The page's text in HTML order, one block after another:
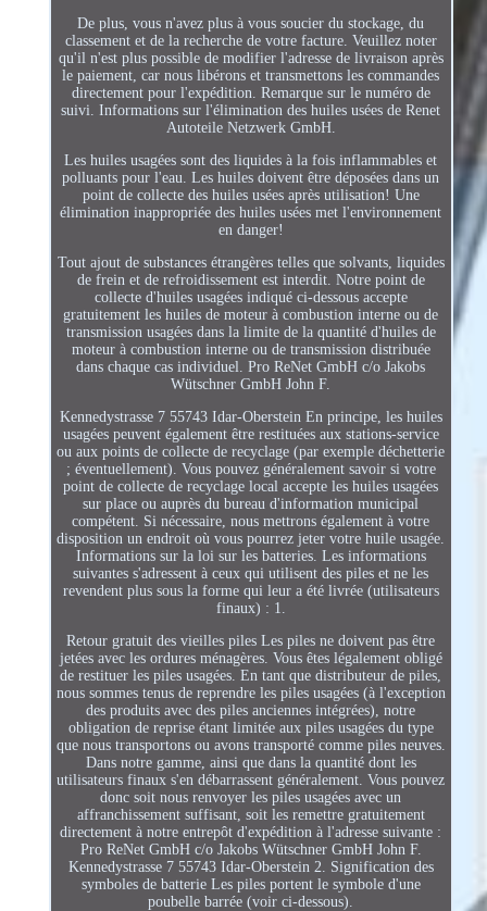
De plus, vous n'avez plus à vous soucier du stockage, du
classement et de la recherche de votre facture. Veuillez noter
qu'il n'est plus possible de modifier l'adresse de livraison après
le paiement, car nous libérons et transmettons les commandes
directement pour l'expédition. Remarque sur le numéro de
suivi. Informations sur l'élimination des huiles usées de Renet
Autoteile Netzwerk GmbH.
Les huiles usagées sont des liquides à la fois inflammables et
polluants pour l'eau. Les huiles doivent être déposées dans un
point de collecte des huiles usées après utilisation! Une
élimination inappropriée des huiles usées met l'environnement
en danger!
Tout ajout de substances étrangères telles que solvants, liquides
de frein et de refroidissement est interdit. Notre point de
collecte d'huiles usagées indiqué ci-dessous accepte
gratuitement les huiles de moteur à combustion interne ou de
transmission usagées dans la limite de la quantité d'huiles de
moteur à combustion interne ou de transmission distribuée
dans chaque cas individuel. Pro ReNet GmbH c/o Jakobs
Wütschner GmbH John F.
Kennedystrasse 7 55743 Idar-Oberstein En principe, les huiles
usagées peuvent également être restituées aux stations-service
ou aux points de collecte de recyclage (par exemple déchetterie
; éventuellement). Vous pouvez généralement savoir si votre
point de collecte de recyclage local accepte les huiles usagées
sur place ou auprès du bureau d'information municipal
compétent. Si nécessaire, nous mettrons également à votre
disposition un endroit où vous pourrez jeter votre huile usagée.
Informations sur la loi sur les batteries. Les informations
suivantes s'adressent à ceux qui utilisent des piles et ne les
revendent plus sous la forme qui leur a été livrée (utilisateurs
finaux) : 1.
Retour gratuit des vieilles piles Les piles ne doivent pas être
jetées avec les ordures ménagères. Vous êtes légalement obligé
de restituer les piles usagées. En tant que distributeur de piles,
nous sommes tenus de reprendre les piles usagées (à l'exception
des produits avec des piles anciennes intégrées), notre
obligation de reprise étant limitée aux piles usagées du type
que nous transportons ou avons transporté comme piles neuves.
Dans notre gamme, ainsi que dans la quantité dont les
utilisateurs finaux s'en débarrassent généralement. Vous pouvez
donc soit nous renvoyer les piles usagées avec un
affranchissement suffisant, soit les remettre gratuitement
directement à notre entrepôt d'expédition à l'adresse suivante :
Pro ReNet GmbH c/o Jakobs Wütschner GmbH John F.
Kennedystrasse 7 55743 Idar-Oberstein 2. Signification des
symboles de batterie Les piles portent le symbole d'une
poubelle barrée (voir ci-dessous).